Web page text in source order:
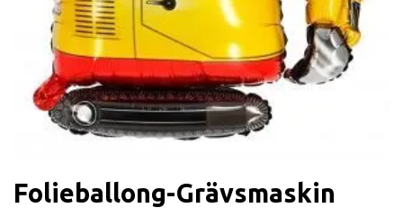
Folieballong-Grävsmaskin